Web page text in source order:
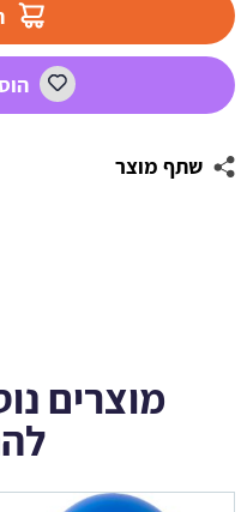
-
שתף מוצר
מוצרים